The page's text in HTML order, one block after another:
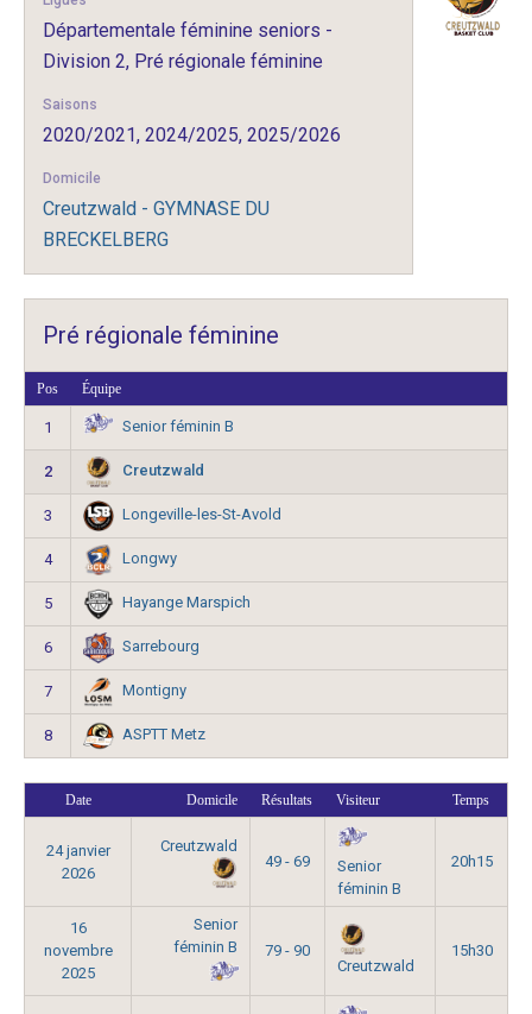
Départementale féminine seniors -
Division 2, Pré régionale féminine
Saisons
2020/2021, 2024/2025, 2025/2026
Domicile
Creutzwald - GYMNASE DU
BRECKELBERG
Pré régionale féminine
Pos Équipe
1 Senior féminin B
2 Creutzwald
3 Longeville-les-St-Avold
4 Longwy
5 Hayange Marspich
6 Sarrebourg
7 Montigny
8 ASPTT Metz
Date Domicile Résultats Visiteur Temps
24 janvier
2026
Creutzwald
49 - 69
Senior
féminin B
20h15
16
novembre
2025
Senior
féminin B
79 - 90
Creutzwald
15h30